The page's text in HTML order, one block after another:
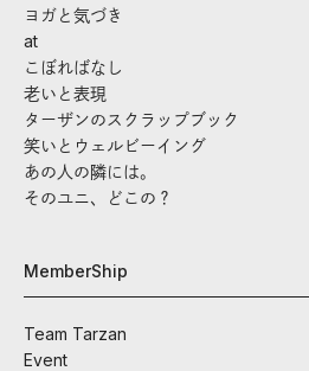
ヨガと気づき
at
こぼればなし
老いと表現
ターザンのスクラップブック
笑いとウェルビーイング
あの人の隣には。
そのユニ、どこの？
MemberShip
Team Tarzan
Event